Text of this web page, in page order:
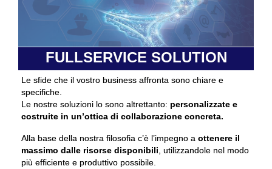
POLITICA
Qualità
PRIVACY
CONTATTI
FULLSERVICE SOLUTION
Le sfide che il vostro business affronta sono chiare e
specifiche.
Le nostre soluzioni lo sono altrettanto: personalizzate e
costruite in un’ottica di collaborazione concreta.
Alla base della nostra filosofia c’è l’impegno a ottenere il
massimo dalle risorse disponibili , utilizzandole nel modo
più efficiente e produttivo possibile.